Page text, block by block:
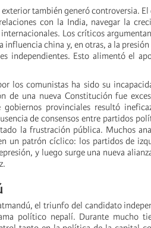
también generó controversia.
con la India, navegar la
Los críticos
influencia china y, en otras, a la
independientes. Esto alimentó el
los comunistas ha sido su
de una nueva Constitución fue
provinciales resultó
de consensos entre partidos
la frustración pública. Muchos
un patrón cíclico: los partidos de
y luego surge una nueva
el triunfo del candidato
político nepalí. Durante mucho